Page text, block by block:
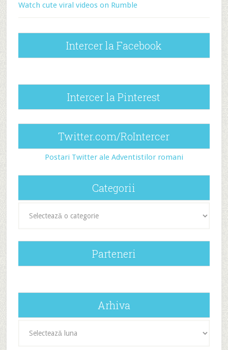
Watch cute viral videos on Rumble
Intercer la Facebook
Intercer la Pinterest
Twitter.com/RoIntercer
Postari Twitter ale Adventistilor romani
Categorii
Parteneri
Arhiva